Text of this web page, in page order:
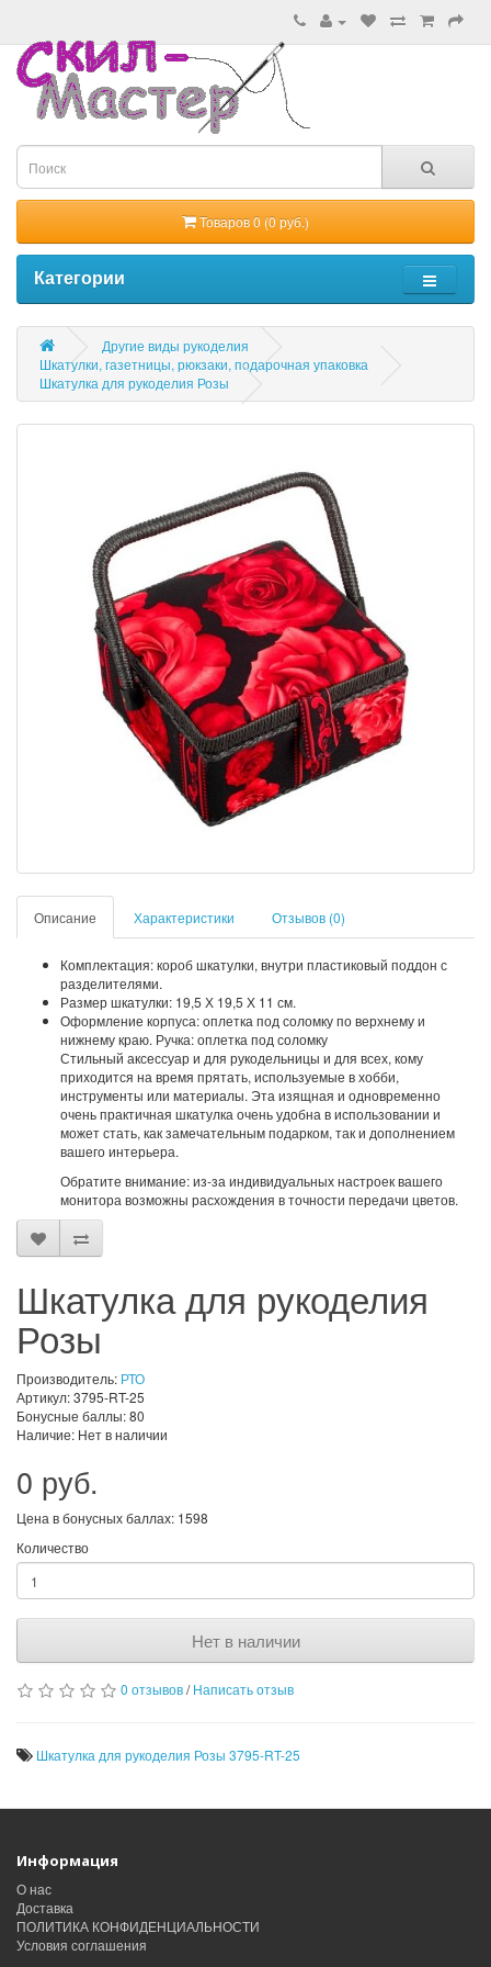
Товаров 0 (0 руб.)
Категории
Другие виды рукоделия
Шкатулки, газетницы, рюкзаки, подарочная упаковка
Шкатулка для рукоделия Розы
Описание Характеристики Отзывов (0)
Комплектация: короб шкатулки, внутри пластиковый поддон с
разделителями.
Размер шкатулки: 19,5 Х 19,5 Х 11 см.
Оформление корпуса: оплетка под соломку по верхнему и
нижнему краю. Ручка: оплетка под соломку
Стильный аксессуар и для рукодельницы и для всех, кому
приходится на время прятать, используемые в хобби,
инструменты или материалы. Эта изящная и одновременно
очень практичная шкатулка очень удобна в использовании и
может стать, как замечательным подарком, так и дополнением
вашего интерьера.
Обратите внимание: из-за индивидуальных настроек вашего
монитора возможны расхождения в точности передачи цветов.
Шкатулка для рукоделия
Розы
Производитель: РТО
Артикул: 3795-RT-25
Бонусные баллы: 80
Наличие: Нет в наличии
0 руб.
Цена в бонусных баллах: 1598
Количество
Нет в наличии
0 отзывов/Написать отзыв
Шкатулка для рукоделия Розы 3795-RT-25
Информация
О нас
Доставка
ПОЛИТИКА КОНФИДЕНЦИАЛЬНОСТИ
Условия соглашения